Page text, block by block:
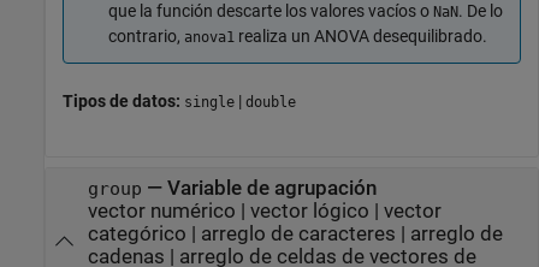
que la función descarte los valores vacíos o NaN. De lo
contrario, anova1 realiza un ANOVA desequilibrado.
Tipos de datos: single | double
group — Variable de agrupación
vector numérico
vector lógico
vector
categórico
arreglo de caracteres
arreglo de
cadenas
arreglo de celdas de vectores de